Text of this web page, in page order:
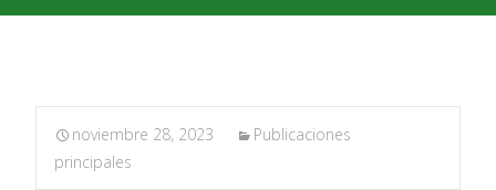
noviembre 28, 2023
Publicaciones
principales